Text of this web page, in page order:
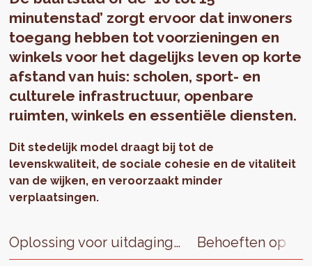
minutenstad’ zorgt ervoor dat inwoners
toegang hebben tot voorzieningen en
winkels voor het dagelijks leven op korte
afstand van huis: scholen, sport- en
culturele infrastructuur, openbare
ruimten, winkels en essentiële diensten.
Dit stedelijk model draagt bij tot de
levenskwaliteit, de sociale cohesie en de vitaliteit
van de wijken, en veroorzaakt minder
verplaatsingen.
Oplossing voor uitdagingen